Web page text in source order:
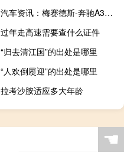
汽车资讯：梅赛德斯-奔驰A35轿车的目标是与奥迪S3抗衡
过年走高速需要查什么证件
“归去清江国”的出处是哪里
“人欢倒屣迎”的出处是哪里
拉考沙胺适应多大年龄
☚